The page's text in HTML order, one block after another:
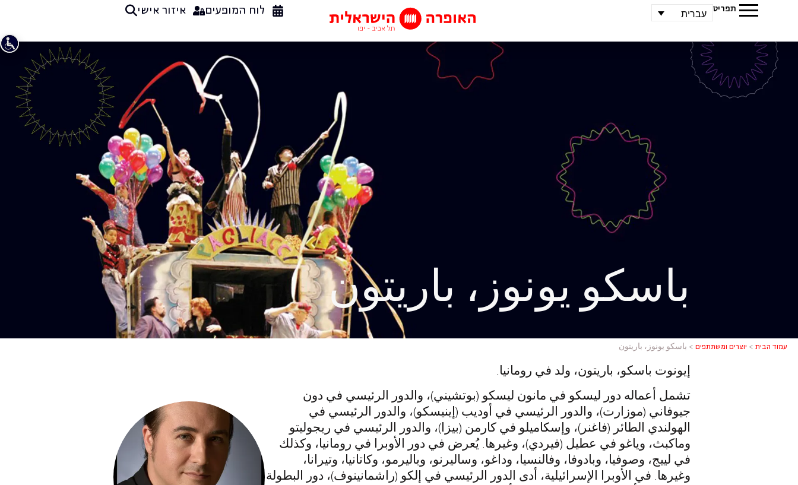
תפריט עברית לוח המופעים איזור אישי
باسكو يونوز، باريتون
باسكو يونوز، باريتون
עמוד הבית > יוצרים ומשתתפים > باسكو يونوز، باريتون
إيونوت باسكو، باريتون، ولد في رومانيا.
تشمل أعماله دور ليسكو في مانون ليسكو (بوتشيني)، والدور الرئيسي في دون
جيوفاني (موزارت)، والدور الرئيسي في أوديب (إينيسكو)، والدور الرئيسي في
الهولندي الطائر (فاغنر)، وإسكاميلو في كارمن (بيزا)، والدور الرئيسي في ريجوليتو
وماكبث، وياغو في عطيل (فيردي)، وغيرها. يُعرض في دور الأوبرا في رومانيا، وكذلك
في لييج، وصوفيا، وبادوفا، وفالنسيا، وداغو، وساليرنو، وباليرمو، وكاتانيا، وتيرانا،
وغيرها. في الأوبرا الإسرائيلية، أدى الدور الرئيسي في إلكو (راشمانينوف)، دور البطولة